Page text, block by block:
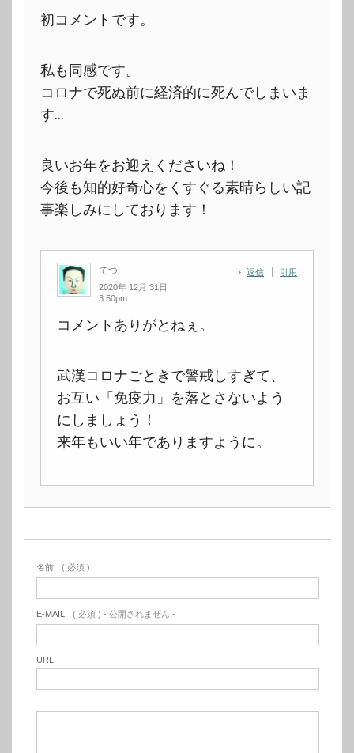
初コメントです。
私も同感です。
コロナで死ぬ前に経済的に死んでしまいま
す…
良いお年をお迎えくださいね！
今後も知的好奇心をくすぐる素晴らしい記
事楽しみにしております！
てつ
2020年 12月 31日
3:50pm
返信 引用
コメントありがとねぇ。
武漢コロナごときで警戒しすぎて、
お互い「免疫力」を落とさないよう
にしましょう！
来年もいい年でありますように。
名前 ( 必須 )
E-MAIL ( 必須 ) - 公開されません -
URL